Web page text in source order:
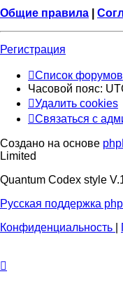
Общие правила
Регистрация
Список форумов
Часовой пояс:
Удалить cookies
Связаться с
Создано на основе
Limited
Quantum Codex style
Русская поддержка
Конфиденциальность